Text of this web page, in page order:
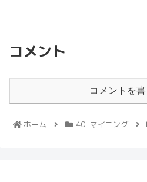
コメント
コメントを
ホーム 40_マイニング